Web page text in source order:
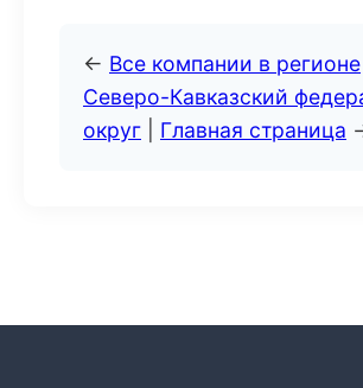
← Все компании в регионе
Северо-Кавказский
округ
Главная страница